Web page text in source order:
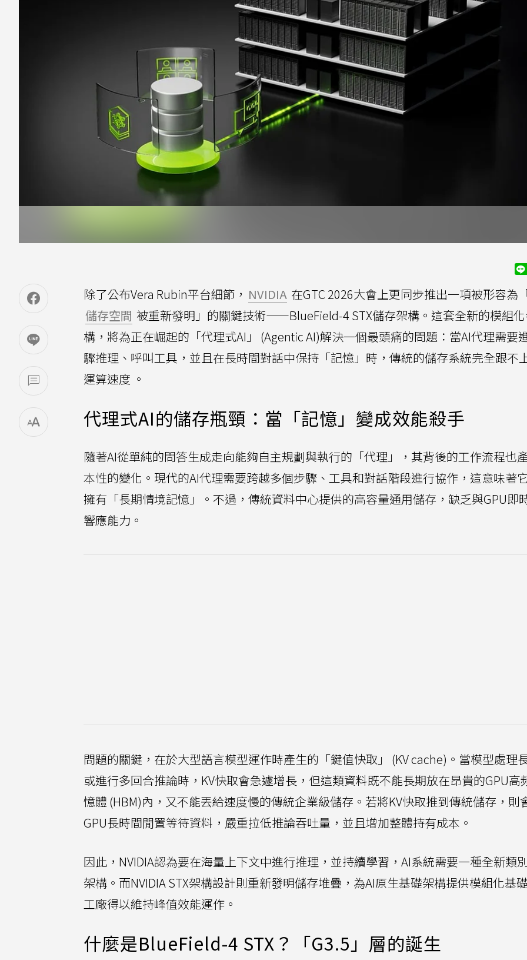
除了公布Vera Rubin平台細節， NVIDIA 在GTC 2026大會上更同步推出一項被形容為
儲存空間 被重新發明」的關鍵技術——BlueField-4 STX儲存架構。這套全新的模組
構，將為正在崛起的「代理式AI」 (Agentic AI)解決一個最頭痛的問題：當AI代理需要
驟推理、呼叫工具，並且在長時間對話中保持「記憶」時，傳統的儲存系統完全跟不
運算速度 。
代理式AI的儲存瓶頸：當「記憶」變成效能殺手
隨著AI從單純的問答生成走向能夠自主規劃與執行的「代理」，其背後的工作流程也
本性的變化。現代的AI代理需要跨越多個步驟、工具和對話階段進行協作，這意味著
擁有「長期情境記憶」。不過，傳統資料中心提供的高容量通用儲存，缺乏與GPU即
響應能力。
問題的關鍵，在於大型語言模型運作時產生的「鍵值快取」 (KV cache)。當模型處理
或進行多回合推論時，KV快取會急遽增長，但這類資料既不能長期放在昂貴的GPU高
憶體 (HBM)內，又不能丟給速度慢的傳統企業級儲存。若將KV快取推到傳統儲存，則
GPU長時間閒置等待資料，嚴重拉低推論吞吐量，並且增加整體持有成本。
因此，NVIDIA認為要在海量上下文中進行推理，並持續學習，AI系統需要一種全新類
架構。而NVIDIA STX架構設計則重新發明儲存堆疊，為AI原生基礎架構提供模組化基
工廠得以維持峰值效能運作。
什麼是BlueField-4 STX？「G3.5」層的誕生